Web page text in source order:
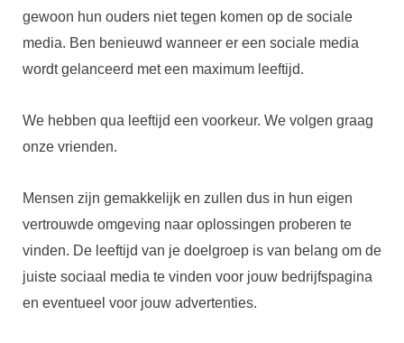
gewoon hun ouders niet tegen komen op de sociale
media. Ben benieuwd wanneer er een sociale media
wordt gelanceerd met een maximum leeftijd.
We hebben qua leeftijd een voorkeur. We volgen graag
onze vrienden.
Mensen zijn gemakkelijk en zullen dus in hun eigen
vertrouwde omgeving naar oplossingen proberen te
vinden. De leeftijd van je doelgroep is van belang om de
juiste sociaal media te vinden voor jouw bedrijfspagina
en eventueel voor jouw advertenties.